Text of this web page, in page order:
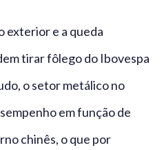
exterior e a queda
tirar fôlego do Ibovespa
o setor metálico no
em função de
chinês, o que por